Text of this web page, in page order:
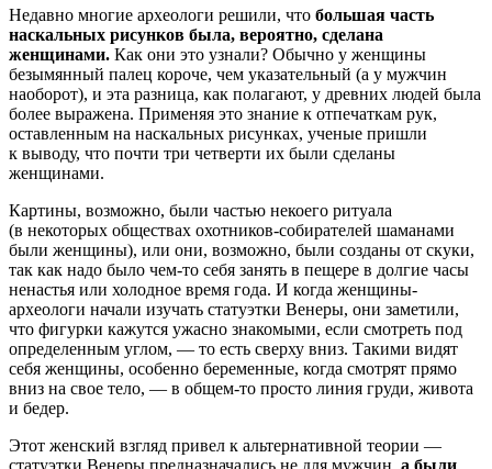
Недавно многие археологи решили, что большая часть
наскальных рисунков была, вероятно, сделана
женщинами. Как они это узнали? Обычно у женщины
безымянный палец короче, чем указательный (а у мужчин
наоборот), и эта разница, как полагают, у древних людей была
более выражена. Применяя это знание к отпечаткам рук,
оставленным на наскальных рисунках, ученые пришли
к выводу, что почти три четверти их были сделаны
женщинами.
Картины, возможно, были частью некоего ритуала
(в некоторых обществах охотников-собирателей шаманами
были женщины), или они, возможно, были созданы от скуки,
так как надо было чем-то себя занять в пещере в долгие часы
ненастья или холодное время года. И когда женщины-
археологи начали изучать статуэтки Венеры, они заметили,
что фигурки кажутся ужасно знакомыми, если смотреть под
определенным углом, — то есть сверху вниз. Такими видят
себя женщины, особенно беременные, когда смотрят прямо
вниз на свое тело, — в общем-то просто линия груди, живота
и бедер.
Этот женский взгляд привел к альтернативной теории —
статуэтки Венеры предназначались не для мужчин, а были